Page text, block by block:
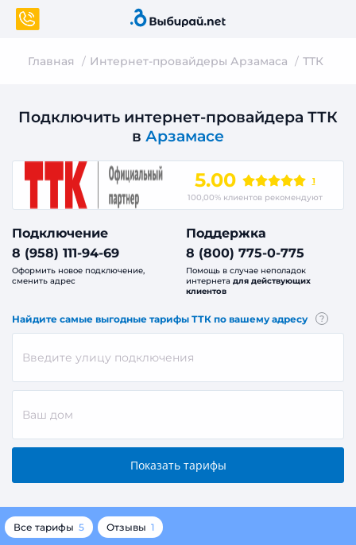
Главная Интернет-провайдеры Арзамаса ТТК
Подключить интернет-провайдера ТТК
в Арзамасе
5.00
1
100,00% клиентов рекомендуют
Подключение
8 (958) 111-94-69
Оформить новое подключение,
сменить адрес
Поддержка
8 (800) 775-0-775
Помощь в случае неполадок
интернета для действующих
клиентов
Найдите самые выгодные тарифы ТТК по вашему адресу ?
Все тарифы 5 Отзывы 1